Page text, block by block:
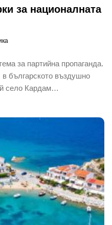
за националната
за партийна пропаганда.
българското въздушно
село Кардам…